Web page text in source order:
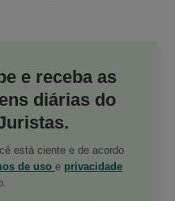
e receba as
diárias do
está ciente e de acordo
de uso e privacidade